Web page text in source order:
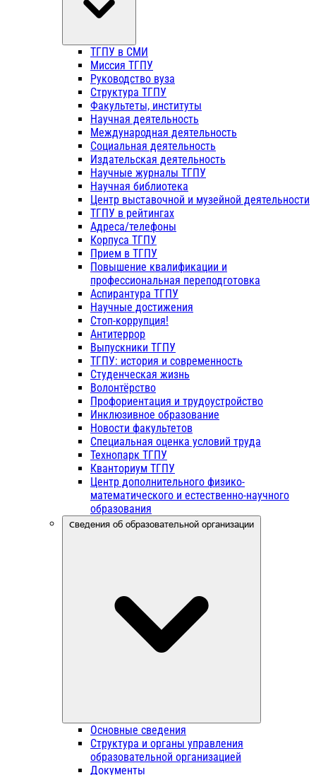
ТГПУ в СМИ
Миссия ТГПУ
Руководство вуза
Структура ТГПУ
Факультеты, институты
Научная деятельность
Международная деятельность
Социальная деятельность
Издательская деятельность
Научные журналы ТГПУ
Научная библиотека
Центр выставочной и музейной деятельности
ТГПУ в рейтингах
Адреса/телефоны
Корпуса ТГПУ
Прием в ТГПУ
Повышение квалификации и
профессиональная переподготовка
Аспирантура ТГПУ
Научные достижения
Стоп-коррупция!
Антитеррор
Выпускники ТГПУ
ТГПУ: история и современность
Студенческая жизнь
Волонтёрство
Профориентация и трудоустройство
Инклюзивное образование
Новости факультетов
Специальная оценка условий труда
Технопарк ТГПУ
Кванториум ТГПУ
Центр дополнительного физико-
математического и естественно-научного
образования
Сведения об образовательной организации
Основные сведения
Структура и органы управления
образовательной организацией
Документы